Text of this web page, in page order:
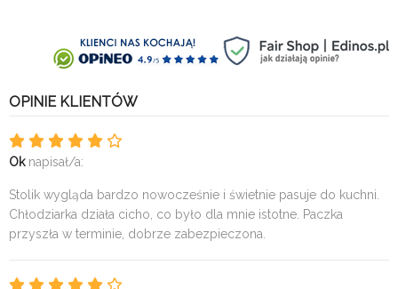
OPINIE KLIENTÓW
Oknapisał/a:
Stolik wygląda bardzo nowocześnie i świetnie pasuje do kuchni.
Chłodziarka działa cicho, co było dla mnie istotne. Paczka
przyszła w terminie, dobrze zabezpieczona.